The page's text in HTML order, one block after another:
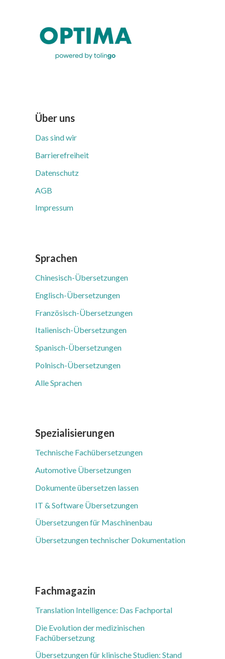
Über uns
Das sind wir
Barrierefreiheit
Datenschutz
AGB
Impressum
Sprachen
Chinesisch-Übersetzungen
Englisch-Übersetzungen
Französisch-Übersetzungen
Italienisch-Übersetzungen
Spanisch-Übersetzungen
Polnisch-Übersetzungen
Alle Sprachen
Spezialisierungen
Technische Fachübersetzungen
Automotive Übersetzungen
Dokumente übersetzen lassen
IT & Software Übersetzungen
Übersetzungen für Maschinenbau
Übersetzungen technischer Dokumentation
Fachmagazin
Translation Intelligence: Das Fachportal
Die Evolution der medizinischen
Fachübersetzung
Übersetzungen für klinische Studien: Stand